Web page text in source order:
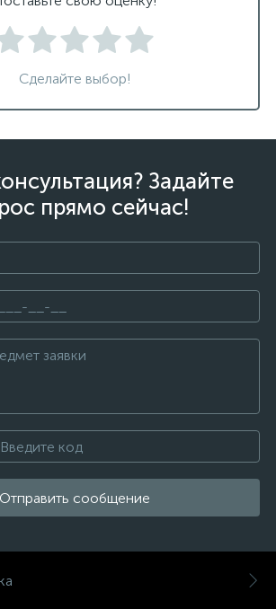
Сделайте выбор!
Задайте
прямо сейчас!
Отправить сообщение